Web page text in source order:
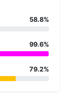
58.8%
99.6%
79.2%